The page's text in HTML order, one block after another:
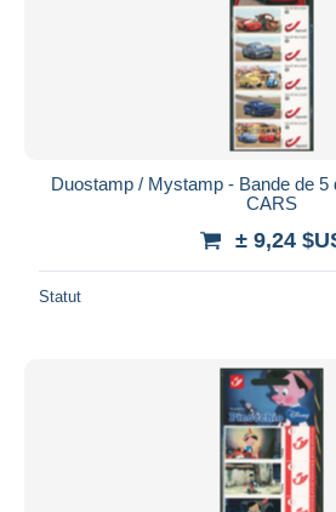
Duostamp / Mystamp - Bande de 5
CARS
± 9,24
Statut